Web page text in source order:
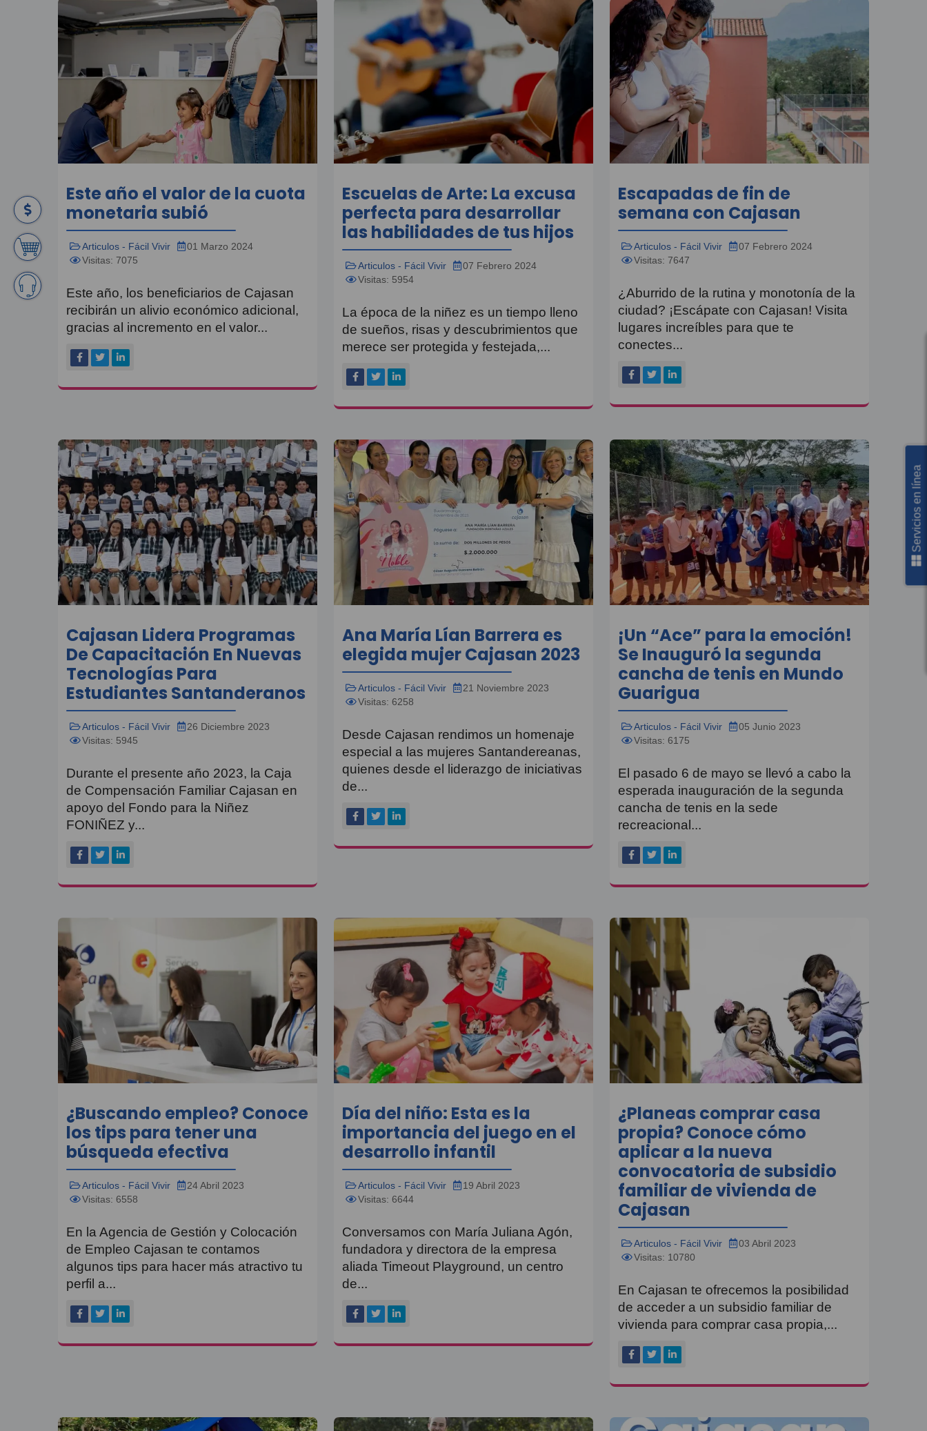
Este año el valor de la cuota
monetaria subió
Articulos - Fácil Vivir
01 Marzo 2024
Visitas: 7075
Este año, los beneficiarios de Cajasan
recibirán un alivio económico adicional,
gracias al incremento en el valor...
Escuelas de Arte: La excusa
perfecta para desarrollar
las habilidades de tus hijos
Articulos - Fácil Vivir
07 Febrero 2024
Visitas: 5954
La época de la niñez es un tiempo lleno
de sueños, risas y descubrimientos que
merece ser protegida y festejada,...
Escapadas de fin de
semana con Cajasan
Articulos - Fácil Vivir
07 Febrero 2024
Visitas: 7647
¿Aburrido de la rutina y monotonía de la
ciudad? ¡Escápate con Cajasan! Visita
lugares increíbles para que te
conectes...
Cajasan Lidera Programas
De Capacitación En Nuevas
Tecnologías Para
Estudiantes Santanderanos
Articulos - Fácil Vivir
26 Diciembre 2023
Visitas: 5945
Durante el presente año 2023, la Caja
de Compensación Familiar Cajasan en
apoyo del Fondo para la Niñez
FONIÑEZ y...
Ana María Lían Barrera es
elegida mujer Cajasan 2023
Articulos - Fácil Vivir
21 Noviembre 2023
Visitas: 6258
Desde Cajasan rendimos un homenaje
especial a las mujeres Santandereanas,
quienes desde el liderazgo de iniciativas
de...
¡Un “Ace” para la emoción!
Se Inauguró la segunda
cancha de tenis en Mundo
Guarigua
Articulos - Fácil Vivir
05 Junio 2023
Visitas: 6175
El pasado 6 de mayo se llevó a cabo la
esperada inauguración de la segunda
cancha de tenis en la sede
recreacional...
¿Buscando empleo? Conoce
los tips para tener una
búsqueda efectiva
Articulos - Fácil Vivir
24 Abril 2023
Visitas: 6558
En la Agencia de Gestión y Colocación
de Empleo Cajasan te contamos
algunos tips para hacer más atractivo tu
perfil a...
Día del niño: Esta es la
importancia del juego en el
desarrollo infantil
Articulos - Fácil Vivir
19 Abril 2023
Visitas: 6644
Conversamos con María Juliana Agón,
fundadora y directora de la empresa
aliada Timeout Playground, un centro
de...
¿Planeas comprar casa
propia? Conoce cómo
aplicar a la nueva
convocatoria de subsidio
familiar de vivienda de
Cajasan
Articulos - Fácil Vivir
03 Abril 2023
Visitas: 10780
En Cajasan te ofrecemos la posibilidad
de acceder a un subsidio familiar de
vivienda para comprar casa propia,...
Servicios en línea